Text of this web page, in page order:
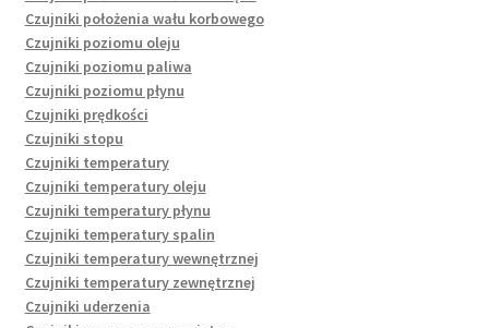
Czujniki położenia wału korbowego
Czujniki poziomu oleju
Czujniki poziomu paliwa
Czujniki poziomu płynu
Czujniki prędkości
Czujniki stopu
Czujniki temperatury
Czujniki temperatury oleju
Czujniki temperatury płynu
Czujniki temperatury spalin
Czujniki temperatury wewnętrznej
Czujniki temperatury zewnętrznej
Czujniki uderzenia